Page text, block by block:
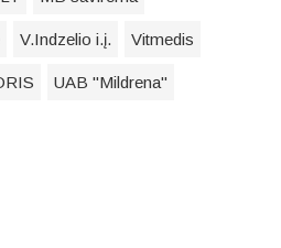
V.Indzelio i.į. Vitmedis
UAB "Mildrena"